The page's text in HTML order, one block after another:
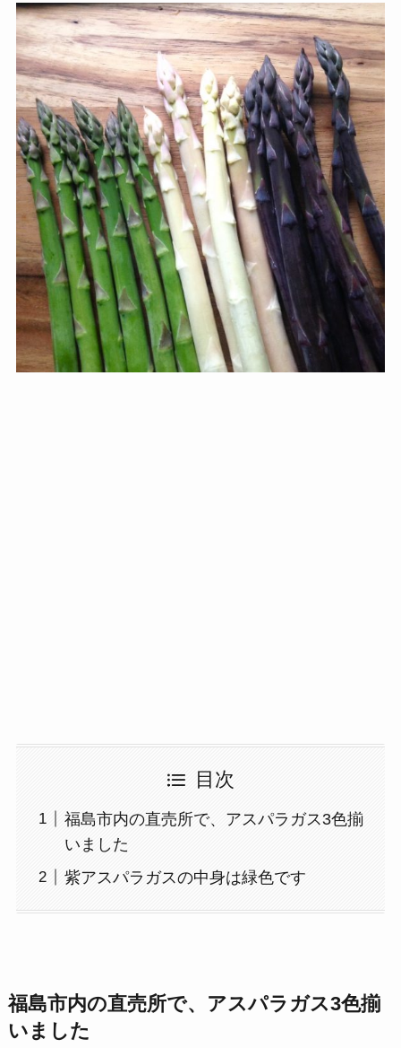
目次
福島市内の直売所で、アスパラガス3色揃
いました
紫アスパラガスの中身は緑色です
福島市内の直売所で、アスパラガス3色揃
いました